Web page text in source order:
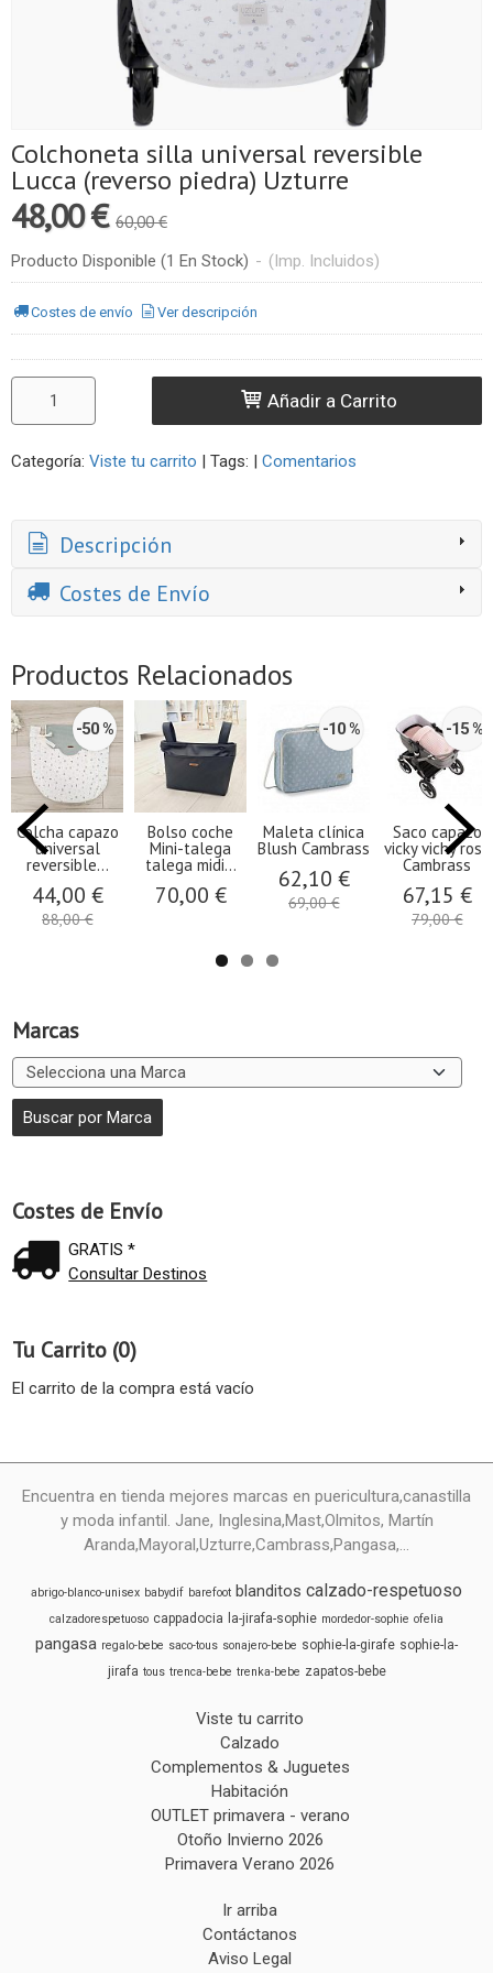
Marcas
Costes de Envío
GRATIS *
Consultar Destinos
Tu Carrito (0)
El carrito de la compra está vacío
Colchoneta silla universal reversible
Lucca (reverso piedra) Uzturre
48,00 € 60,00 €
Producto Disponible (1 En Stock) - (Imp. Incluidos)
Costes de envío Ver descripción
Añadir a Carrito
Categoría: Viste tu carrito | Tags: | Comentarios
Descripción
Costes de Envío
Productos Relacionados
-50 %
Colcha capazo
universal
reversible...
44,00 €
88,00 €
Bolso coche
Mini-talega
talega midi...
70,00 €
-10 %
Maleta clínica
Blush Cambrass
62,10 €
69,00 €
-15 %
Saco capazo
vicky vichy rosa
Cambrass
67,15 €
79,00 €
Encuentra en tienda mejores marcas en puericultura,canastilla
y moda infantil. Jane, Inglesina,Mast,Olmitos, Martín
Aranda,Mayoral,Uzturre,Cambrass,Pangasa,...
abrigo-blanco-unisex babydif barefoot blanditos calzado-respetuoso
calzadorespetuoso cappadocia la-jirafa-sophie mordedor-sophie ofelia
pangasa regalo-bebe saco-tous sonajero-bebe sophie-la-girafe sophie-la-
jirafa tous trenca-bebe trenka-bebe zapatos-bebe
Viste tu carrito
Calzado
Complementos & Juguetes
Habitación
OUTLET primavera - verano
Otoño Invierno 2026
Primavera Verano 2026
Ir arriba
Contáctanos
Aviso Legal